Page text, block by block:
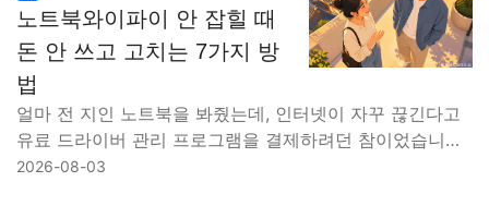
노트북와이파이 안 잡힐 때
돈 안 쓰고 고치는 7가지 방
법
얼마 전 지인 노트북을 봐줬는데, 인터넷이 자꾸 끊긴다고
유료 드라이버 관리 프로그램을 결제하려던 참이었습니…
2026-08-03